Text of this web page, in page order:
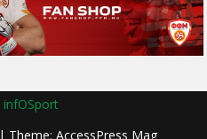
infOSport
| Theme: AccessPress Mag